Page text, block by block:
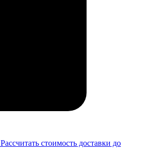
Рассчитать стоимость доставки до